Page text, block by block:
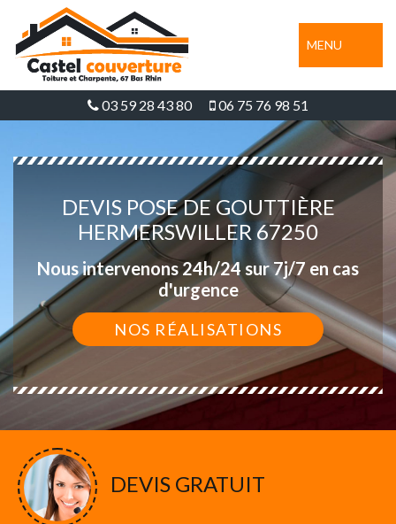
MENU
03 59 28 43 80 06 75 76 98 51
DEVIS POSE DE GOUTTIÈRE
HERMERSWILLER 67250
Nous intervenons 24h/24 sur 7j/7 en cas
d'urgence
NOS RÉALISATIONS
DEVIS GRATUIT